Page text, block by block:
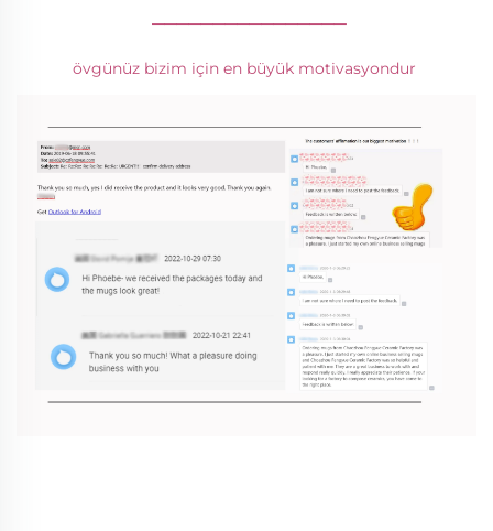
________________
övgünüz bizim için en büyük motivasyondur